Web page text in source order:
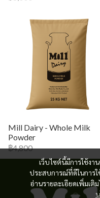
Mill Dairy - Whole Milk
Powder
฿4,800
เว็บไซต์นี้มีการใช้ง
ประสบการณ์ที่ดีในการใ
อ่านรายละเอียดเพิ่มเติ